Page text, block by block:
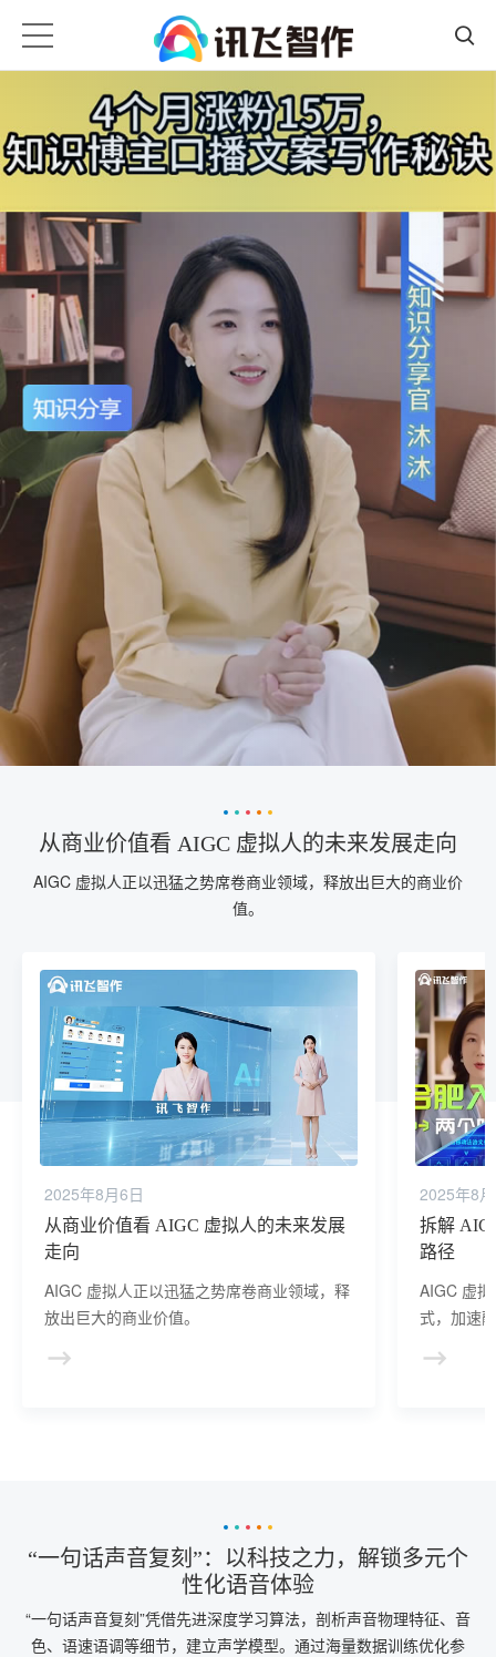
从商业价值看 AIGC 虚拟人的未来发展走向
AIGC 虚拟人正以迅猛之势席卷商业领域，释放出巨大的商业价
值。
2025年8月6日
从商业价值看 AIGC 虚拟人的未来发展
走向
AIGC 虚拟人正以迅猛之势席卷商业领域，释
放出巨大的商业价值。
2025年8
拆解
路径
AIGC 虚
式，加速
“一句话声音复刻”：以科技之力，解锁多元个
性化语音体验
“一句话声音复刻”凭借先进深度学习算法，剖析声音物理特征、音
色、语速语调等细节，建立声学模型。通过海量数据训练优化参